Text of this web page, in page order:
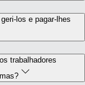
los e pagar-lhes
trabalhadores